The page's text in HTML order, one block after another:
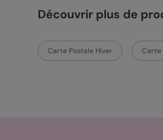
Découvrir plus de
Carte Postale Hiver Carte